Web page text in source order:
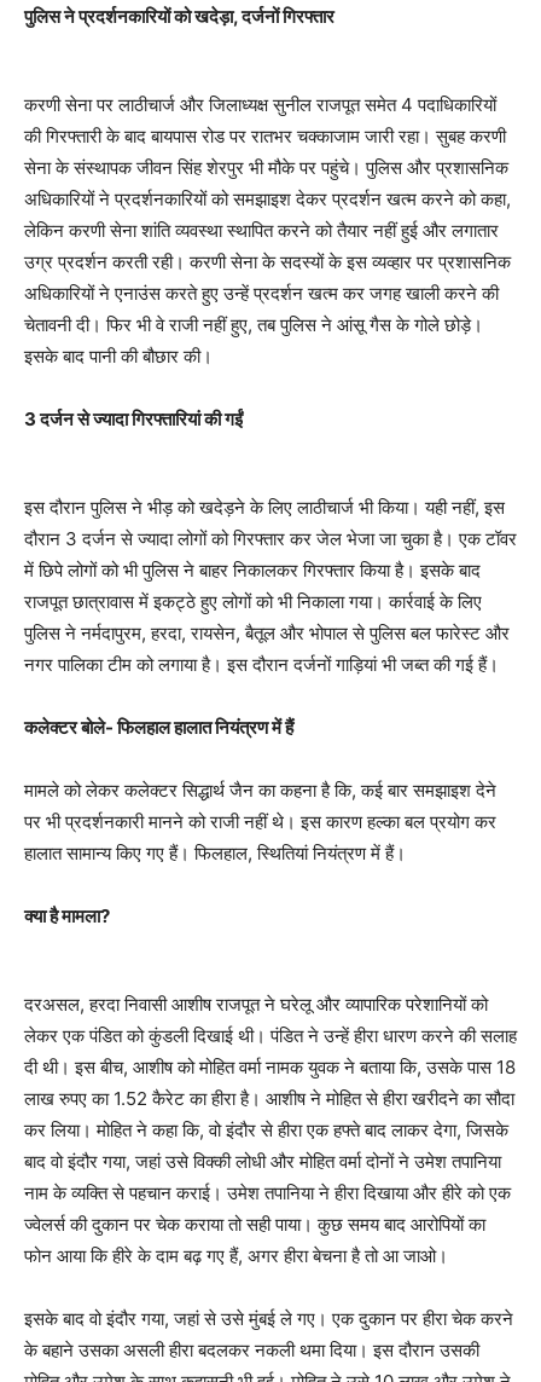
पुलिस ने प्रदर्शनकारियों को खदेड़ा, दर्जनों गिरफ्तार
करणी सेना पर लाठीचार्ज और जिलाध्यक्ष सुनील राजपूत समेत 4 पदाधिकारियों
की गिरफ्तारी के बाद बायपास रोड पर रातभर चक्काजाम जारी रहा। सुबह करणी
सेना के संस्थापक जीवन सिंह शेरपुर भी मौके पर पहुंचे। पुलिस और प्रशासनिक
अधिकारियों ने प्रदर्शनकारियों को समझाइश देकर प्रदर्शन खत्म करने को कहा,
लेकिन करणी सेना शांति व्यवस्था स्थापित करने को तैयार नहीं हुई और लगातार
उग्र प्रदर्शन करती रही। करणी सेना के सदस्यों के इस व्यव्हार पर प्रशासनिक
अधिकारियों ने एनाउंस करते हुए उन्हें प्रदर्शन खत्म कर जगह खाली करने की
चेतावनी दी। फिर भी वे राजी नहीं हुए, तब पुलिस ने आंसू गैस के गोले छोड़े।
इसके बाद पानी की बौछार की।
3 दर्जन से ज्यादा गिरफ्तारियां की गईं
इस दौरान पुलिस ने भीड़ को खदेड़ने के लिए लाठीचार्ज भी किया। यही नहीं, इस
दौरान 3 दर्जन से ज्यादा लोगों को गिरफ्तार कर जेल भेजा जा चुका है। एक टॉवर
में छिपे लोगों को भी पुलिस ने बाहर निकालकर गिरफ्तार किया है। इसके बाद
राजपूत छात्रावास में इकट्ठे हुए लोगों को भी निकाला गया। कार्रवाई के लिए
पुलिस ने नर्मदापुरम, हरदा, रायसेन, बैतूल और भोपाल से पुलिस बल फारेस्ट और
नगर पालिका टीम को लगाया है। इस दौरान दर्जनों गाड़ियां भी जब्त की गई हैं।
कलेक्टर बोले- फिलहाल हालात नियंत्रण में हैं
मामले को लेकर कलेक्टर सिद्धार्थ जैन का कहना है कि, कई बार समझाइश देने
पर भी प्रदर्शनकारी मानने को राजी नहीं थे। इस कारण हल्का बल प्रयोग कर
हालात सामान्य किए गए हैं। फिलहाल, स्थितियां नियंत्रण में हैं।
क्या है मामला?
दरअसल, हरदा निवासी आशीष राजपूत ने घरेलू और व्यापारिक परेशानियों को
लेकर एक पंडित को कुंडली दिखाई थी। पंडित ने उन्हें हीरा धारण करने की सलाह
दी थी। इस बीच, आशीष को मोहित वर्मा नामक युवक ने बताया कि, उसके पास 18
लाख रुपए का 1.52 कैरेट का हीरा है। आशीष ने मोहित से हीरा खरीदने का सौदा
कर लिया। मोहित ने कहा कि, वो इंदौर से हीरा एक हफ्ते बाद लाकर देगा, जिसके
बाद वो इंदौर गया, जहां उसे विक्की लोधी और मोहित वर्मा दोनों ने उमेश तपानिया
नाम के व्यक्ति से पहचान कराई। उमेश तपानिया ने हीरा दिखाया और हीरे को एक
ज्वेलर्स की दुकान पर चेक कराया तो सही पाया। कुछ समय बाद आरोपियों का
फोन आया कि हीरे के दाम बढ़ गए हैं, अगर हीरा बेचना है तो आ जाओ।
इसके बाद वो इंदौर गया, जहां से उसे मुंबई ले गए। एक दुकान पर हीरा चेक करने
के बहाने उसका असली हीरा बदलकर नकली थमा दिया। इस दौरान उसकी